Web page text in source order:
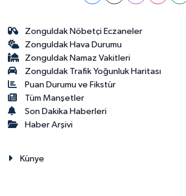
Zonguldak Nöbetçi Eczaneler
Zonguldak Hava Durumu
Zonguldak Namaz Vakitleri
Zonguldak Trafik Yoğunluk Haritası
Puan Durumu ve Fikstür
Tüm Manşetler
Son Dakika Haberleri
Haber Arşivi
Künye